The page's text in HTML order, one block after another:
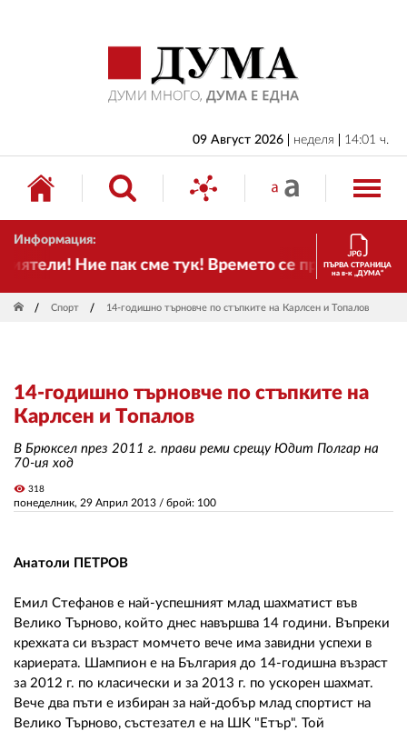
09 Август 2026 неделя 14:01 ч.
Информация:
Ние пак сме тук! Времето се променя иПЪРВА СТРАНИЦА
на в-к „ДУМА“
Спорт 14-годишно търновче по стъпките на Карлсен и Топалов
14-годишно търновче по стъпките на
Карлсен и Топалов
В Брюксел през 2011 г. прави реми срещу Юдит Полгар на
70-ия ход
понеделник, 29 Април 2013 / брой: 100
visibility 318
Анатоли ПЕТРОВ
Емил Стефанов е най-успешният млад шахматист във
Велико Търново, който днес навършва 14 години. Въпреки
крехката си възраст момчето вече има завидни успехи в
кариерата. Шампион е на България до 14-годишна възраст
за 2012 г. по класически и за 2013 г. по ускорен шахмат.
Вече два пъти е избиран за най-добър млад спортист на
Велико Търново, състезател е на ШК "Етър". Той
БЪЛГАРИЯ
ИКОНОМИКА
ИЗБОРИ
СВЯТ
ДРУГИ
ЗА НАС
РЕКЛАМА
УСЛОВИЯ ЗА ПОЛЗВАНЕ
ПОЛИТИКА ЗА БИСКВИТКИТЕ